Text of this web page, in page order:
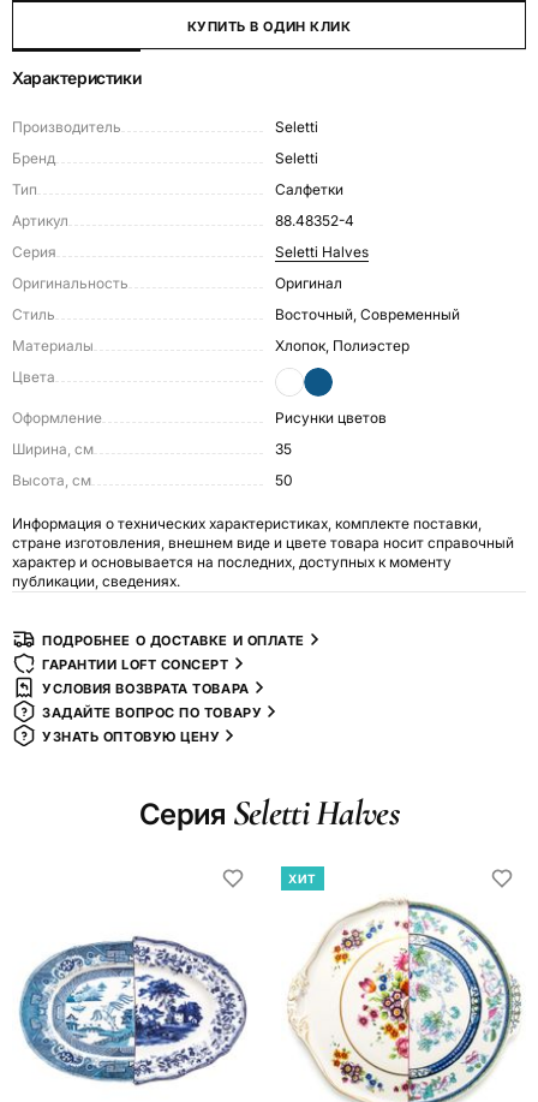
КУПИТЬ В ОДИН КЛИК
Характеристики
Производитель
Seletti
Бренд
Seletti
Тип
Салфетки
Артикул
88.48352-4
Серия
Seletti Halves
Оригинальность
Оригинал
Стиль
Восточный, Современный
Материалы
Хлопок, Полиэстер
Цвета
Оформление
Рисунки цветов
Ширина, см
35
Высота, см
50
Информация о технических характеристиках, комплекте поставки,
стране изготовления, внешнем виде и цвете товара носит справочный
характер и основывается на последних, доступных к моменту
публикации, сведениях.
ПОДРОБНЕЕ О ДОСТАВКЕ И ОПЛАТЕ
ГАРАНТИИ LOFT CONCEPT
УСЛОВИЯ ВОЗВРАТА ТОВАРА
ЗАДАЙТЕ ВОПРОС ПО ТОВАРУ
УЗНАТЬ ОПТОВУЮ ЦЕНУ
Серия Seletti Halves
ХИТ